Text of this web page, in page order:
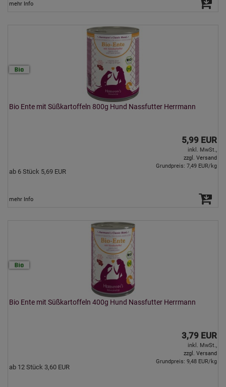
mehr Info
Bio Ente mit Süßkartoffeln 800g Hund Nassfutter Herrmann
5,99 EUR
inkl. MwSt.,
zzgl. Versand
ab 6 Stück 5,69 EUR
Grundpreis: 7,49 EUR/kg
mehr Info
Bio Ente mit Süßkartoffeln 400g Hund Nassfutter Herrmann
3,79 EUR
inkl. MwSt.,
zzgl. Versand
ab 12 Stück 3,60 EUR
Grundpreis: 9,48 EUR/kg